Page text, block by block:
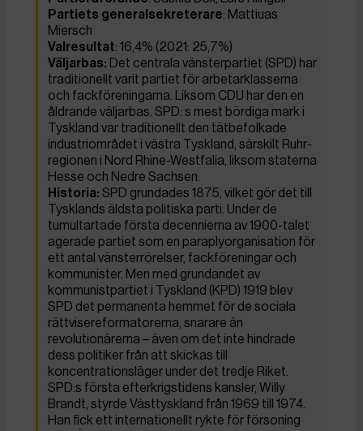
Partiets generalsekreterare: Mattiuas
Miersch
Valresultat: 16,4% (2021: 25,7%)
Väljarbas: Det centrala vänsterpartiet (SPD) har
traditionellt varit partiet för arbetarklasserna
och fackföreningarna. Liksom CDU har den en
åldrande väljarbas. SPD: s mest bördiga mark i
Tyskland var traditionellt den tätbefolkade
industriområdet i västra Tyskland, särskilt Ruhr-
regionen i Nord Rhine-Westfalia, liksom staterna
Hesse och Nedre Sachsen.
Historia: SPD grundades 1875, vilket gör det till
Tysklands äldsta politiska parti. Under de
tumultartade första decennierna av 1900-talet
agerade partiet som en paraplyorganisation för
ett antal vänsterrörelser, fackföreningar och
kommunister. Men med grundandet av
kommunistpartiet i Tyskland (KPD) 1919 blev
SPD det permanenta hemmet för de sociala
rättvisereformatorerna, snarare än
revolutionärerna – även om det inte hindrade
dess politiker från att skickas till
koncentrationsläger under det tredje Riket.
SPD:s första efterkrigstidens kansler, Willy
Brandt, styrde Västtyskland från 1969 till 1974.
Han fick ett internationellt rykte för försoning